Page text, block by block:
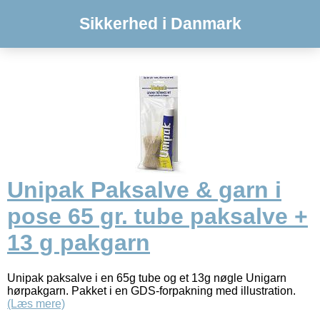
Sikkerhed i Danmark
Unipak Paksalve & garn i
pose 65 gr. tube paksalve +
13 g pakgarn
Unipak paksalve i en 65g tube og et 13g nøgle Unigarn
hørpakgarn. Pakket i en GDS-forpakning med illustration.
(Læs mere)